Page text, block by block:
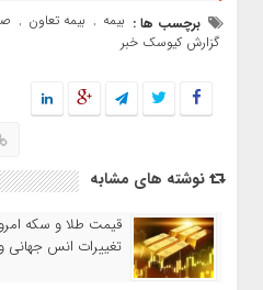
برچسب ها : بیمه , بیمه تعاون ,
گزارش کیوسک خبر
نوشته های مشابه
تغییرات انس جهانی